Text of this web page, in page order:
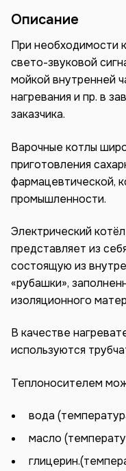
Описание
При необходимости
свето-звуковой
мойкой внутренней
нагревания и пр. в
заказчика.
Варочные котлы
приготовления
фармацевтической,
промышленности.
Электрический
представляет из
состоящую из
«рубашки»,
изоляционного
В качестве
используются
Теплоносителем
вода
масло